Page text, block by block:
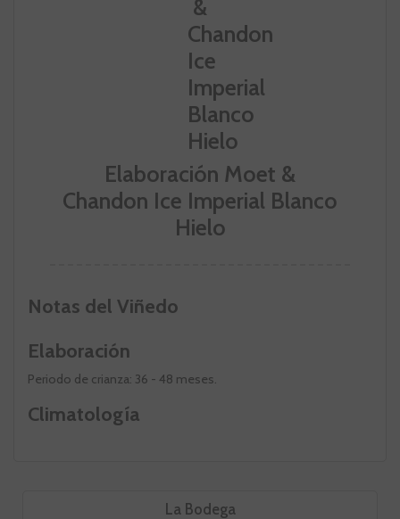
La Bodega
Elaboración Moet &
Chandon Ice Imperial Blanco
Hielo
Notas del Viñedo
Elaboración
Periodo de crianza: 36 - 48 meses.
Climatología